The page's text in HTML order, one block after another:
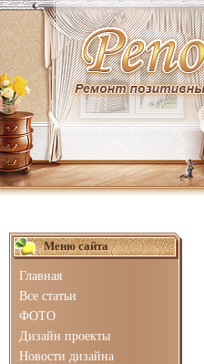
Меню сайта
Главная
Все статьи
ФОТО
Дизайн проекты
Новости дизайна